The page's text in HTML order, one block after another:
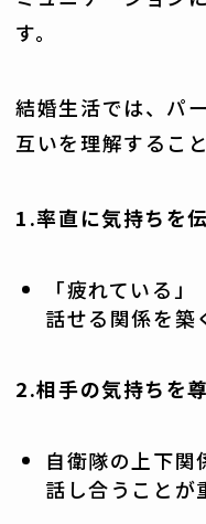
す。
結婚生活では、パ
互いを理解するこ
1.率直に気持ちを
「疲れている
話せる関係を築
2.相手の気持ちを
自衛隊の上下関
話し合うことが